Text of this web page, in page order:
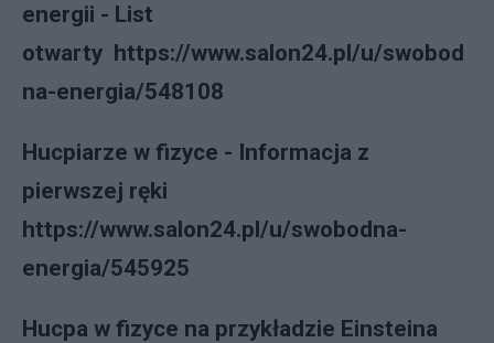
energii - List
otwarty https://www.salon24.pl/u/swobod
na-energia/548108
Hucpiarze w fizyce - Informacja z
pierwszej ręki
https://www.salon24.pl/u/swobodna-
energia/545925
Hucpa w fizyce na przykładzie Einsteina